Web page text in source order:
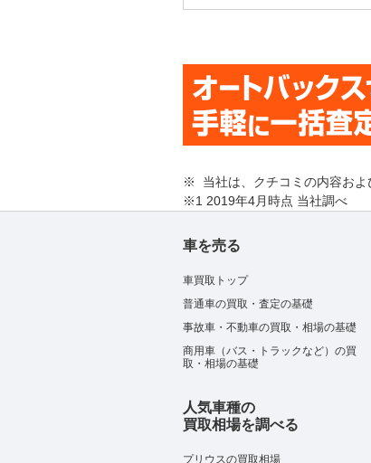
※ 当社は、クチコミの内容およ
※1 2019年4月時点 当社調べ
車を売る
車買取トップ
普通車の買取・査定の基礎
事故車・不動車の買取・相場の基礎
商用車（バス・トラックなど）の買
取・相場の基礎
人気車種の
買取相場を調べる
プリウスの買取相場